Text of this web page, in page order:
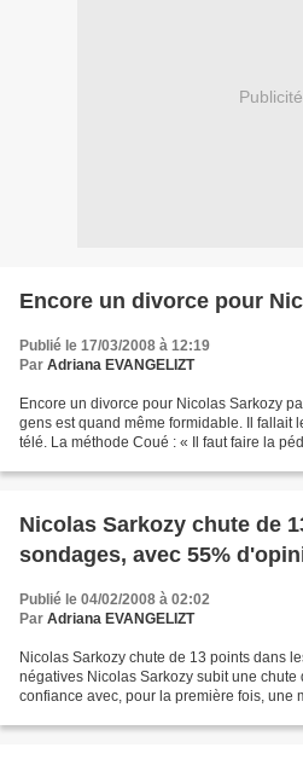
Publicité
Encore un divorce pour
Publié le 17/03/2008 à 12:19
Par Adriana EVANGELIZT
Encore un divorce pour Nicolas Sarkozy
gens est quand même formidable. Il fallait
télé. La méthode Coué : « Il faut faire la
Nicolas Sarkozy chute de
sondages, avec 55%
Publié le 04/02/2008 à 02:02
Par Adriana EVANGELIZT
Nicolas Sarkozy chute de 13 points dans
négatives Nicolas Sarkozy subit une chute
confiance avec, pour la première fois, une